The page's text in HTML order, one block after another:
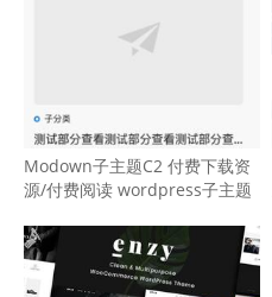
Modown子主题C2 付费下载资
源/付费阅读 wordpress子主题